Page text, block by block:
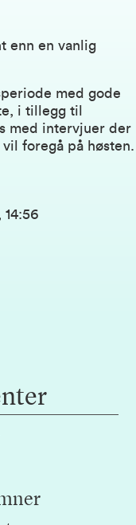
enn en vanlig
med gode
i tillegg til
med intervjuer der
foregå på høsten.